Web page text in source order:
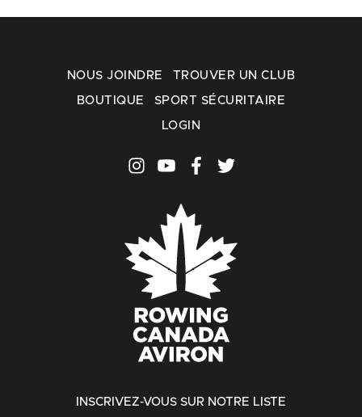
NOUS JOINDRE TROUVER UN CLUB
BOUTIQUE SPORT SÉCURITAIRE
LOGIN
INSCRIVEZ-VOUS SUR NOTRE LISTE